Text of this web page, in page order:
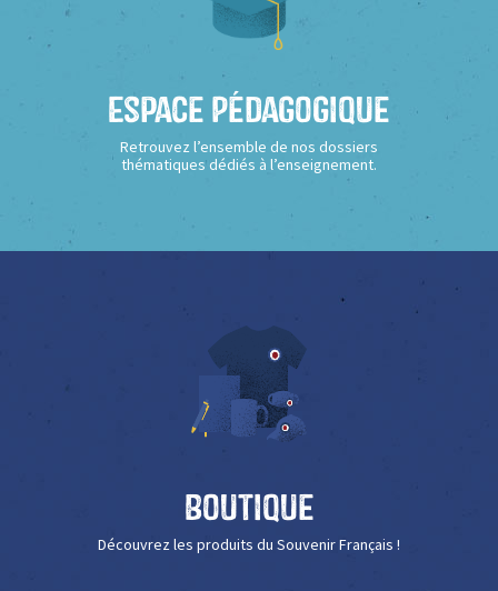
Espace Pédagogique
Retrouvez l’ensemble de nos dossiers
thématiques dédiés à l’enseignement.
Boutique
Découvrez les produits du Souvenir Français !